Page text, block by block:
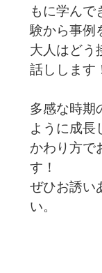
もに学んで
験から事例
大人はどう
話しします
多感な時期
ように成長
かわり方で
す！
ぜひお誘い
い。